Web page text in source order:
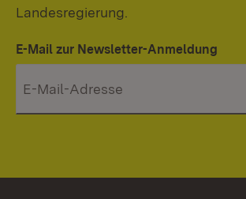
Landesregierung.
E-Mail zur Newsletter-Anmeldung